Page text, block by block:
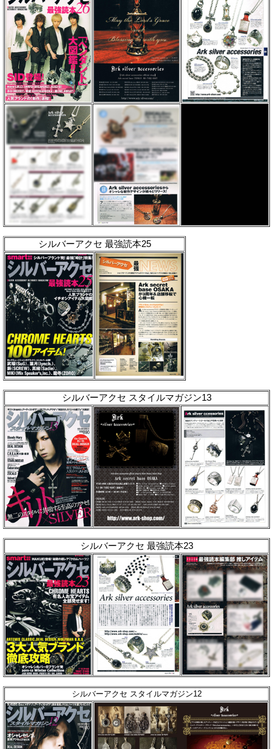
シルバーアクセ 最強読本25
シルバーアクセ スタイルマガジン13
シルバーアクセ 最強読本23
シルバーアクセ スタイルマガジン12